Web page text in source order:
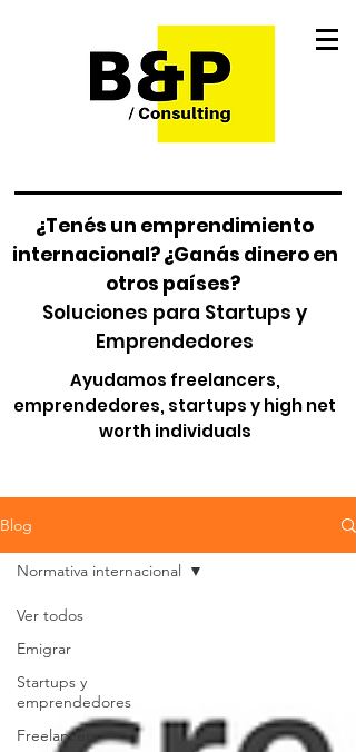
¿Tenés un emprendimiento
internacional? ¿Ganás dinero en
otros países?
Soluciones para Startups y
Emprendedores
Ayudamos freelancers,
emprendedores, startups y high net
worth individuals
Blog
Ver todos
Emigrar
Startups y
emprendedores
Freelancers
Normativa internacional